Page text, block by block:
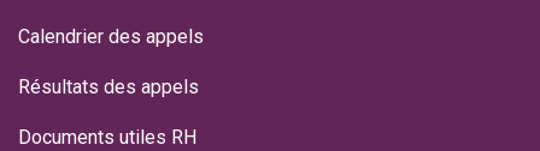
Calendrier des appels
Résultats des appels
Documents utiles RH